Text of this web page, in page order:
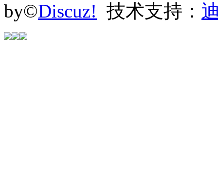
by©Discuz! 技术支持：